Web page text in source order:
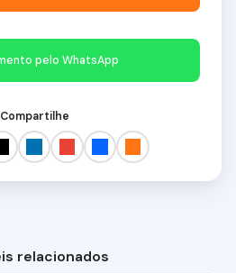
pelo WhatsApp
Compartilhe
relacionados